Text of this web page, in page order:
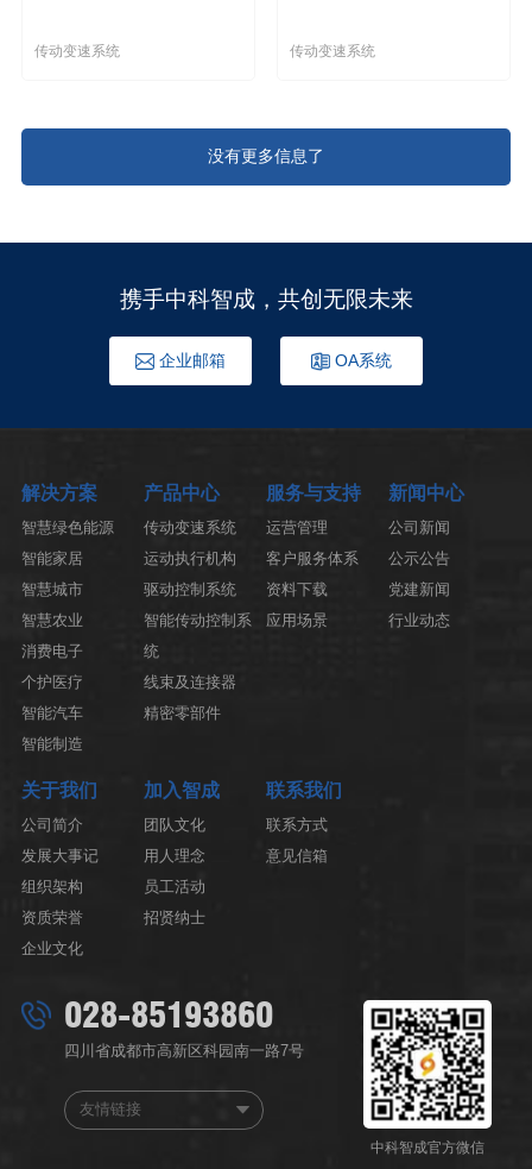
传动变速系统 传动变速系统
没有更多信息了
携手中科智成，共创无限未来
企业邮箱 OA系统
解决方案
智慧绿色能源
智能家居
智慧城市
智慧农业
消费电子
个护医疗
智能汽车
智能制造
产品中心
传动变速系统
运动执行机构
驱动控制系统
智能传动控制系
统
线束及连接器
精密零部件
服务与支持
运营管理
客户服务体系
资料下载
应用场景
新闻中心
公司新闻
公示公告
党建新闻
行业动态
关于我们
公司简介
发展大事记
组织架构
资质荣誉
企业文化
加入智成
团队文化
用人理念
员工活动
招贤纳士
联系我们
联系方式
意见信箱
028-85193860
四川省成都市高新区科园南一路7号
友情链接
中科智成官方微信